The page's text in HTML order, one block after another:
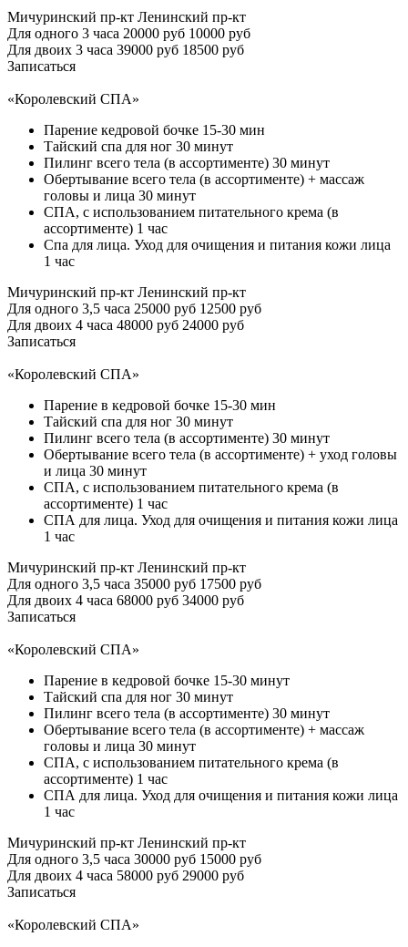
Мичуринский пр-кт Ленинский пр-кт
Для одного 3 часа 20000 руб 10000 руб
Для двоих 3 часа 39000 руб 18500 руб
Записаться
«Королевский СПА»
Парение кедровой бочке 15-30 мин
Тайский спа для ног 30 минут
Пилинг всего тела (в ассортименте) 30 минут
Обертывание всего тела (в ассортименте) + массаж
головы и лица 30 минут
СПА, с использованием питательного крема (в
ассортименте) 1 час
Спа для лица. Уход для очищения и питания кожи лица
1 час
Мичуринский пр-кт Ленинский пр-кт
Для одного 3,5 часа 25000 руб 12500 руб
Для двоих 4 часа 48000 руб 24000 руб
Записаться
«Королевский СПА»
Парение в кедровой бочке 15-30 мин
Тайский спа для ног 30 минут
Пилинг всего тела (в ассортименте) 30 минут
Обертывание всего тела (в ассортименте) + уход головы
и лица 30 минут
СПА, с использованием питательного крема (в
ассортименте) 1 час
СПА для лица. Уход для очищения и питания кожи лица
1 час
Мичуринский пр-кт Ленинский пр-кт
Для одного 3,5 часа 35000 руб 17500 руб
Для двоих 4 часа 68000 руб 34000 руб
Записаться
«Королевский СПА»
Парение в кедровой бочке 15-30 минут
Тайский спа для ног 30 минут
Пилинг всего тела (в ассортименте) 30 минут
Обертывание всего тела (в ассортименте) + массаж
головы и лица 30 минут
СПА, с использованием питательного крема (в
ассортименте) 1 час
СПА для лица. Уход для очищения и питания кожи лица
1 час
Мичуринский пр-кт Ленинский пр-кт
Для одного 3,5 часа 30000 руб 15000 руб
Для двоих 4 часа 58000 руб 29000 руб
Записаться
«Королевский СПА»